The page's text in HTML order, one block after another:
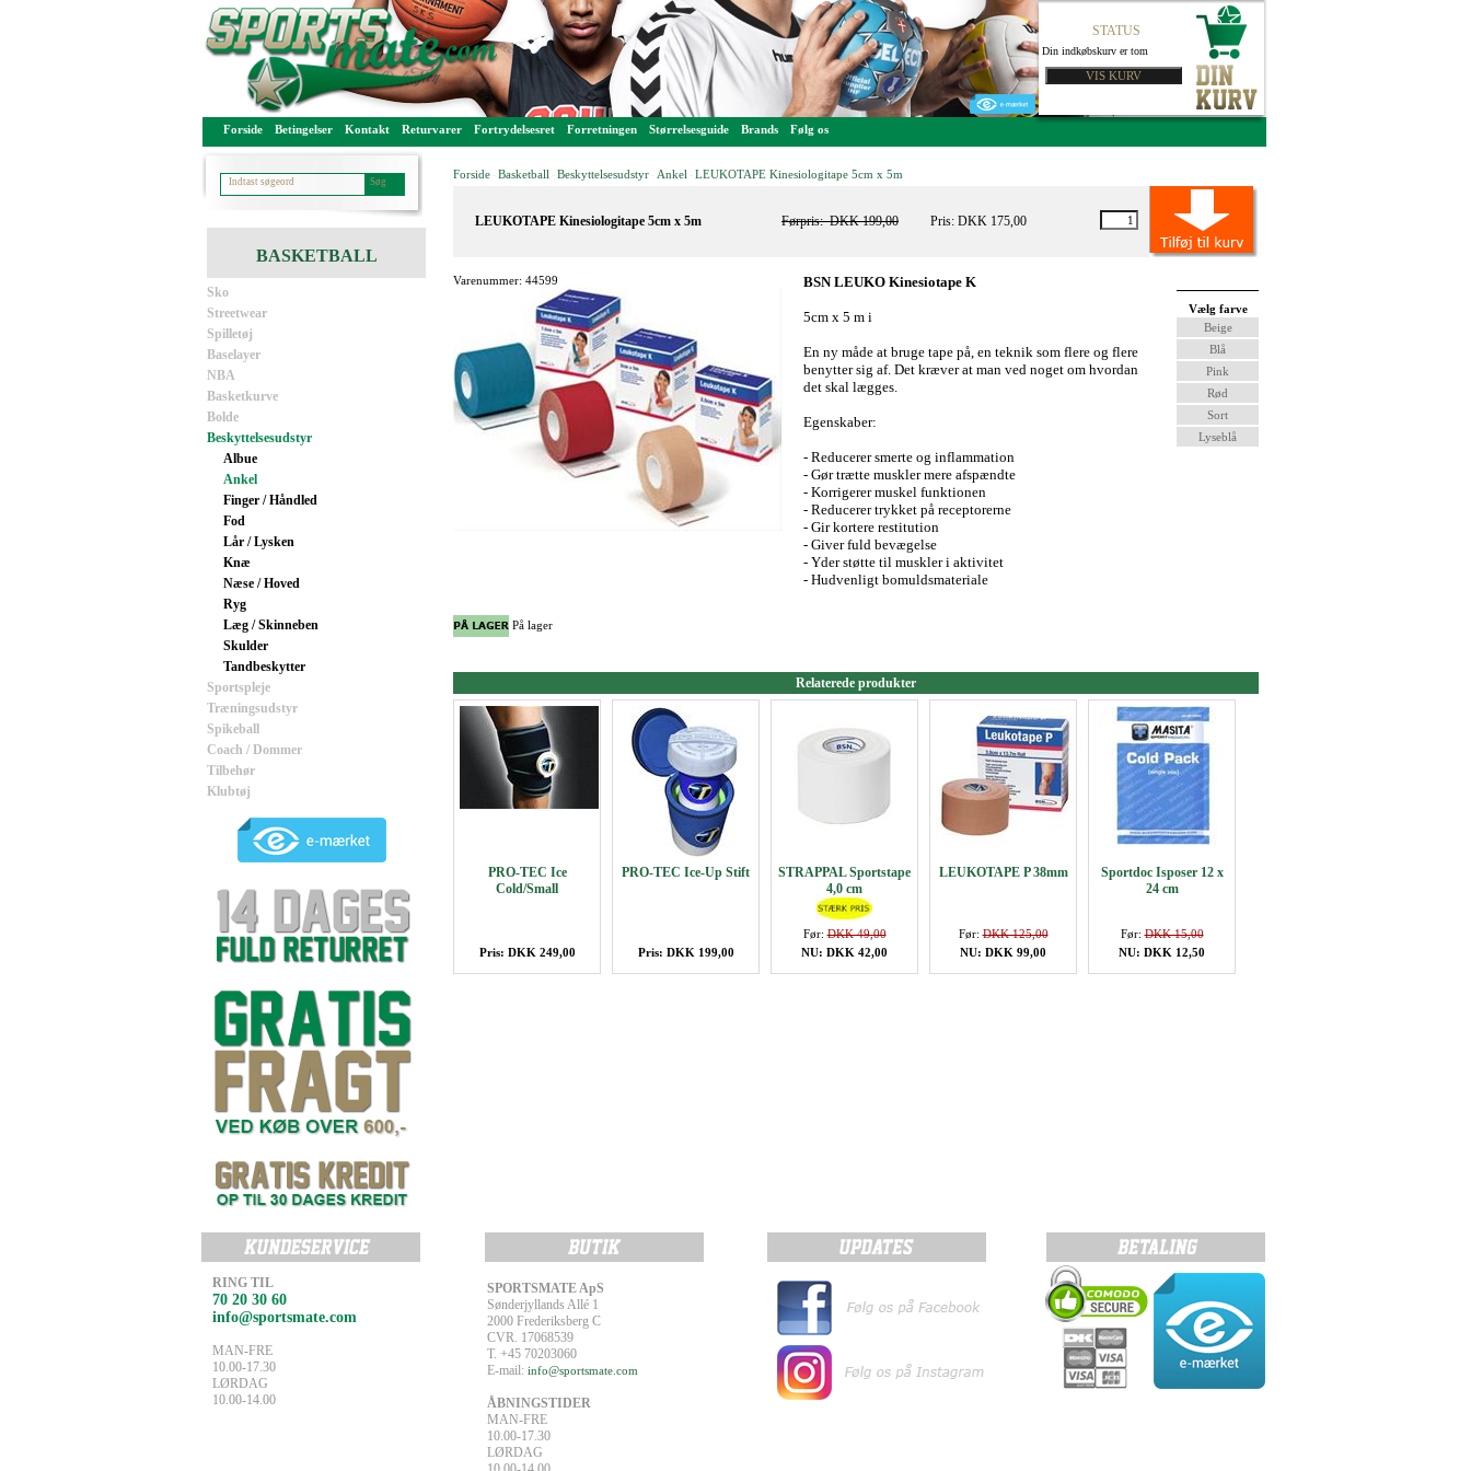
STATUS
Din indkøbskurv er tom
Forside Betingelser Kontakt Returvarer Fortrydelsesret Forretningen Størrelsesguide Brands Følg os
BASKETBALL
Sko
Streetwear
Spilletøj
Baselayer
NBA
Basketkurve
Bolde
Beskyttelsesudstyr
Albue
Ankel
Finger / Håndled
Fod
Lår / Lysken
Knæ
Næse / Hoved
Ryg
Læg / Skinneben
Skulder
Tandbeskytter
Sportspleje
Træningsudstyr
Spikeball
Coach / Dommer
Tilbehør
Klubtøj
Forside Basketball Beskyttelsesudstyr Ankel LEUKOTAPE Kinesiologitape 5cm x 5m
LEUKOTAPE Kinesiologitape 5cm x 5m Førpris:DKK 199,00 Pris: DKK 175,00
Varenummer: 44599 BSN LEUKO Kinesiotape K
5cm x 5 m i
En ny måde at bruge tape på, en teknik som flere og flere
benytter sig af. Det kræver at man ved noget om hvordan
det skal lægges.
Egenskaber:
- Reducerer smerte og inflammation
- Gør trætte muskler mere afspændte
- Korrigerer muskel funktionen
- Reducerer trykket på receptorerne
- Gir kortere restitution
- Giver fuld bevægelse
- Yder støtte til muskler i aktivitet
- Hudvenligt bomuldsmateriale
Vælg farve
Beige
Blå
Pink
Rød
Sort
Lyseblå
På lager
Relaterede produkter
PRO-TEC Ice
Cold/Small
Pris: DKK 249,00
PRO-TEC Ice-Up Stift
Pris: DKK 199,00
STRAPPAL Sportstape
4,0 cm
Før:DKK 49,00
NU: DKK 42,00
LEUKOTAPE P 38mm
Før:DKK 125,00
NU: DKK 99,00
Sportdoc Isposer 12 x
24 cm
Før:DKK 15,00
NU: DKK 12,50
RING TIL
70 20 30 60
info@sportsmate.com
MAN-FRE
10.00-17.30
LØRDAG
10.00-14.00
SPORTSMATE ApS
Sønderjyllands Allé 1
2000 Frederiksberg C
CVR. 17068539
T. +45 70203060
E-mail: info@sportsmate.com
ÅBNINGSTIDER
MAN-FRE
10.00-17.30
LØRDAG